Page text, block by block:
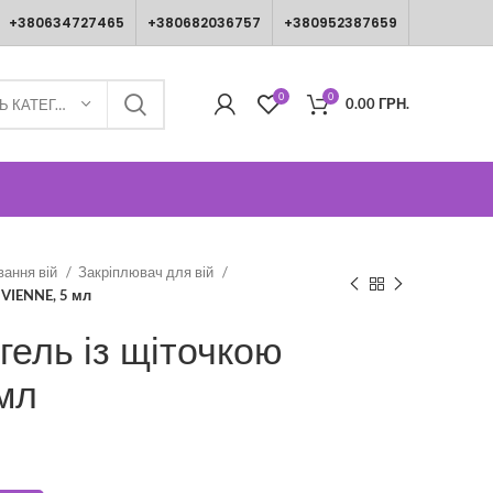
+380634727465 +380682036757 +380952387659
ВИБЕРІТЬ КАТЕГОРІЮ 0 0 0.00ГРН.
вій
Закріплювач для вій
5 мл
із щіточкою